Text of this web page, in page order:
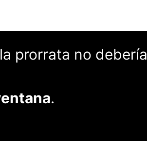
prorrata no debería
.